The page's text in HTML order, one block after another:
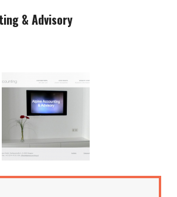
& Advisory